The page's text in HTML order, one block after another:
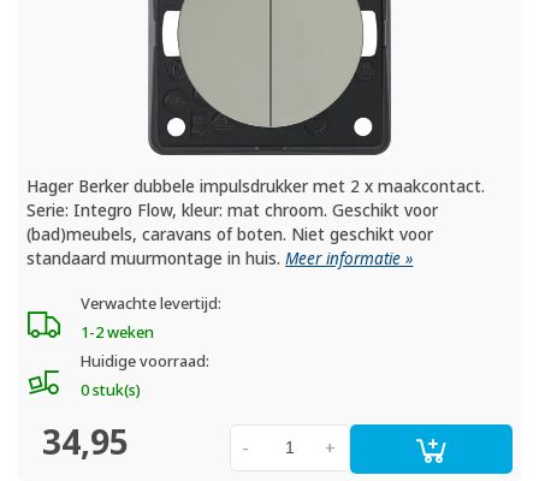
Hager Berker dubbele impulsdrukker met 2 x maakcontact.
Serie: Integro Flow, kleur: mat chroom. Geschikt voor
(bad)meubels, caravans of boten. Niet geschikt voor
standaard muurmontage in huis.Meer informatie »
Verwachte levertijd:
1-2 weken
Huidige voorraad:
0 stuk(s)
34,95 +
-